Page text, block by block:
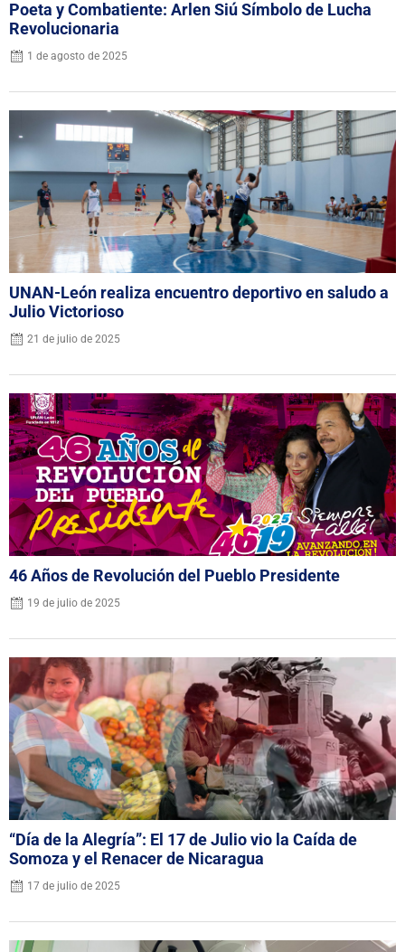
Poeta y Combatiente: Arlen Siú Símbolo de Lucha
Revolucionaria
1 de agosto de 2025
UNAN-León realiza encuentro deportivo en saludo a
Julio Victorioso
21 de julio de 2025
46 Años de Revolución del Pueblo Presidente
19 de julio de 2025
“Día de la Alegría”: El 17 de Julio vio la Caída de
Somoza y el Renacer de Nicaragua
17 de julio de 2025